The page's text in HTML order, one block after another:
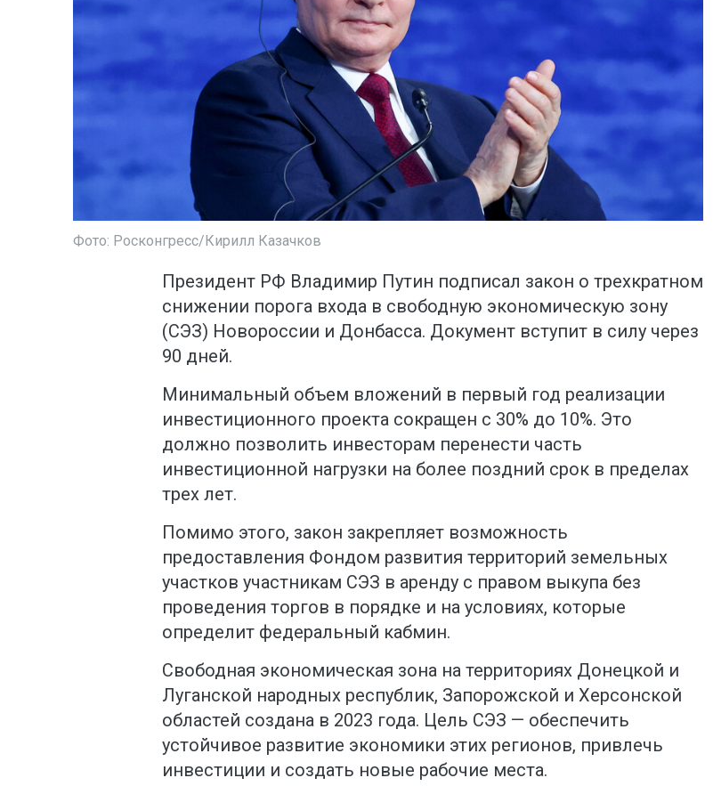
Фото: Росконгресс/Кирилл Казачков
Президент РФ Владимир Путин подписал закон о трехкратном
снижении порога входа в свободную экономическую зону
(СЭЗ) Новороссии и Донбасса. Документ вступит в силу через
90 дней.
Минимальный объем вложений в первый год реализации
инвестиционного проекта сокращен с 30% до 10%. Это
должно позволить инвесторам перенести часть
инвестиционной нагрузки на более поздний срок в пределах
трех лет.
Помимо этого, закон закрепляет возможность
предоставления Фондом развития территорий земельных
участков участникам СЭЗ в аренду с правом выкупа без
проведения торгов в порядке и на условиях, которые
определит федеральный кабмин.
Свободная экономическая зона на территориях Донецкой и
Луганской народных республик, Запорожской и Херсонской
областей создана в 2023 года. Цель СЭЗ — обеспечить
устойчивое развитие экономики этих регионов, привлечь
инвестиции и создать новые рабочие места.